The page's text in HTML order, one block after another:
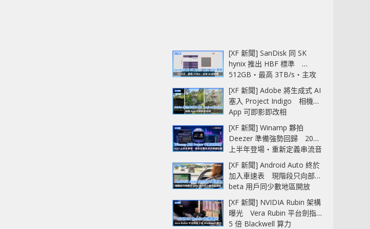
[XF 新聞] SanDisk 同 SK
hynix 推出 HBF 標準
512GB‧最高 3TB/s‧主攻
AI 記憶體
[XF 新聞] Adobe 將生成式 AI
塞入 Project Indigo 相機
App 可即影即改相
[XF 新聞] Winamp 夥拍
Deezer 準備強勢回歸 2027
上半年登場‧重新定義串流音
樂播放器
[XF 新聞] Android Auto 終於
加入車速表 現階段只向部分
beta 用戶同少數地區開放
[XF 新聞] NVIDIA Rubin 架構
曝光 Vera Rubin 平台劍指
5 倍 Blackwell 算力